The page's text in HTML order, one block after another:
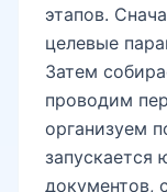
этапов.
целевые
Затем
проводим
организуем
запускается
документов,